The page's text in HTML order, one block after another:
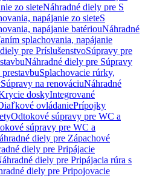
zo sieteNáhradné diely pre S
napájanie zo sieteS
napájanie batériouNáhradné
splachovania, napájanie
pre PríslušenstvoSúpravy pre
Náhradné diely pre Súpravy
Splachovacie rúrky,
Súpravy na renováciuNáhradné
doskyIntegrované
ovládaniePrípojky
Odtokové súpravy pre WC a
súpravy pre WC a
diely pre Zápachové
diely pre Pripájacie
diely pre Pripájacia rúra s
diely pre Pripojovacie